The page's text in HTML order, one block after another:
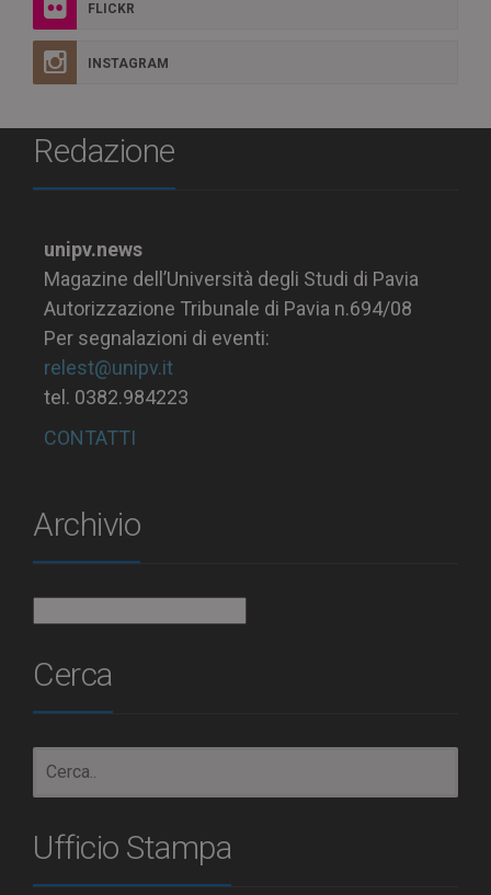
FLICKR
INSTAGRAM
Redazione
unipv.news
Magazine dell’Università degli Studi di Pavia
Autorizzazione Tribunale di Pavia n.694/08
Per segnalazioni di eventi:
relest@unipv.it
tel. 0382.984223
CONTATTI
Archivio
Cerca
Ufficio Stampa